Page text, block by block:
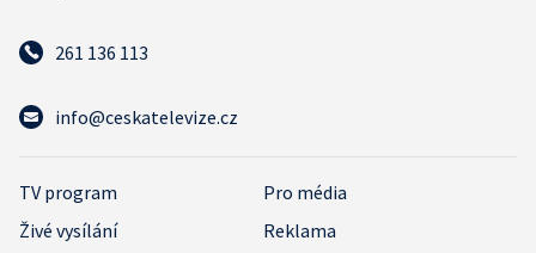
261 136 113
info@ceskatelevize.cz
TV program
Pro média
Živé vysílání
Reklama